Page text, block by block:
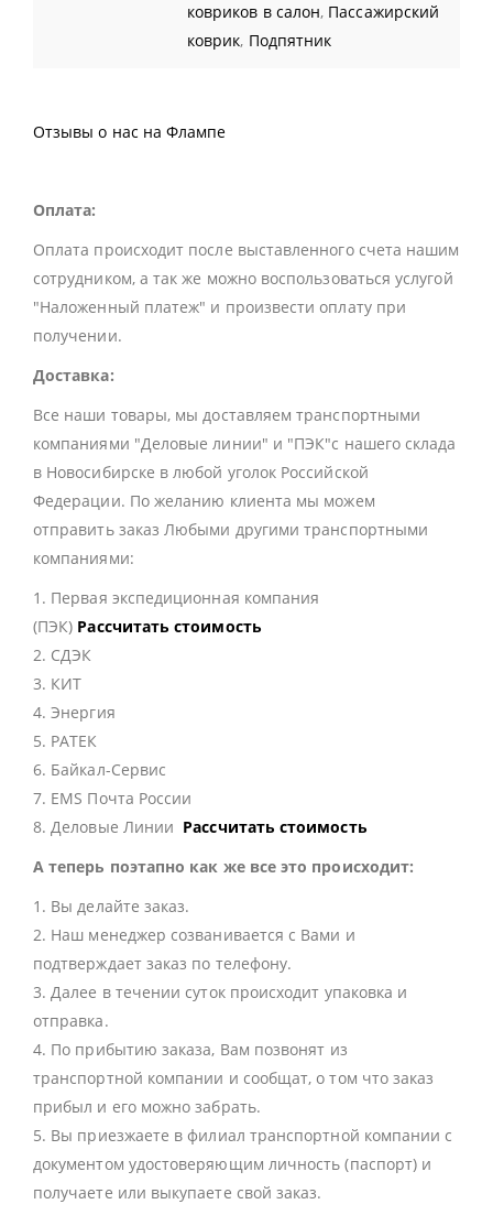
ковриков в салон, Пассажирский
коврик, Подпятник
Отзывы о нас на Флампе
Оплата:
Оплата происходит после выставленного счета нашим
сотрудником, а так же можно воспользоваться услугой
"Наложенный платеж" и произвести оплату при
получении.
Доставка:
Все наши товары, мы доставляем транспортными
компаниями "Деловые линии" и "ПЭК"с нашего склада
в Новосибирске в любой уголок Российской
Федерации. По желанию клиента мы можем
отправить заказ Любыми другими транспортными
компаниями:
1. Первая экспедиционная компания
(ПЭК) Рассчитать стоимость
2. СДЭК
3. КИТ
4. Энергия
5. РАТЕК
6. Байкал-Сервис
7. EMS Почта России
8. Деловые Линии Рассчитать стоимость
А теперь поэтапно как же все это происходит:
1. Вы делайте заказ.
2. Наш менеджер созванивается с Вами и
подтверждает заказ по телефону.
3. Далее в течении суток происходит упаковка и
отправка.
4. По прибытию заказа, Вам позвонят из
транспортной компании и сообщат, о том что заказ
прибыл и его можно забрать.
5. Вы приезжаете в филиал транспортной компании с
документом удостоверяющим личность (паспорт) и
получаете или выкупаете свой заказ.